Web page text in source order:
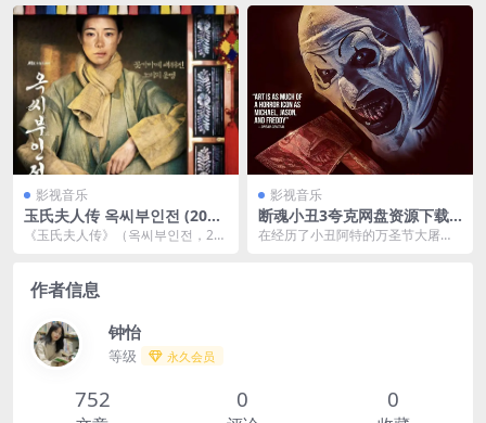
建了一支秘密特工部队...
实验。作者通过深入剖...
影视音乐
玉氏夫人传 옥씨부인전 (202
4) 更新04
《玉氏夫人传》（옥씨부인전，20
影视音乐
断魂小丑3夸克网盘资源下载
(2024) 蓝光 4K UHD 简繁英
在经历了小丑阿特的万圣节大屠杀
作者信息
钟怡
等级 永久会员
752 0 0